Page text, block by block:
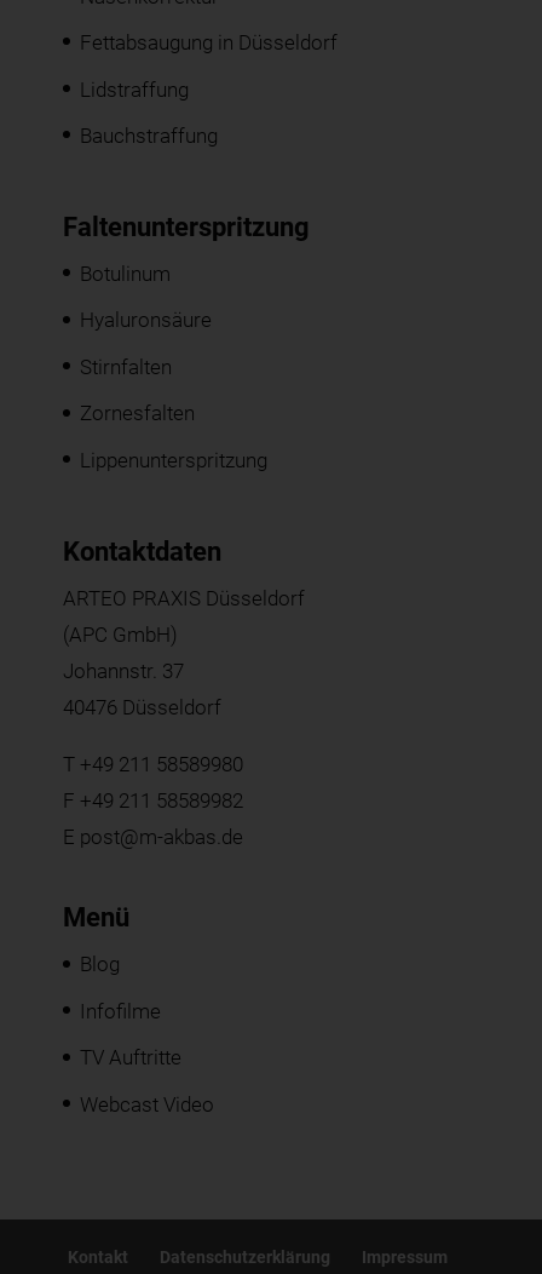
Fettabsaugung in Düsseldorf
Lidstraffung
Bauchstraffung
Faltenunterspritzung
Botulinum
Hyaluronsäure
Stirnfalten
Zornesfalten
Lippenunterspritzung
Kontaktdaten
ARTEO PRAXIS Düsseldorf
(APC GmbH)
Johannstr. 37
40476 Düsseldorf
T +49 211 58589980
F +49 211 58589982
E post@m-akbas.de
Menü
Blog
Infofilme
TV Auftritte
Webcast Video
Kontakt Datenschutzerklärung Impressum